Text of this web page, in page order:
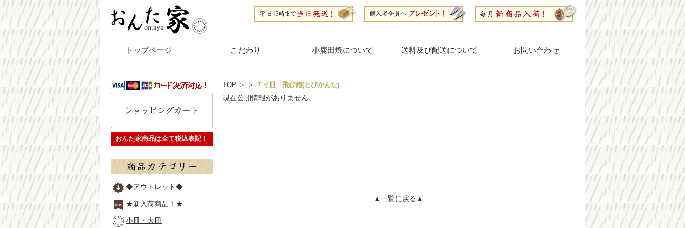
トップページ こだわり 小鹿田焼について 送料及び配送について お問い合わせ
TOP ＞ ＞ ７寸皿 飛び鉋(とびかんな)
現在公開情報がありません。
▲一覧に戻る▲
おんた家商品は全て税込表記！
◆アウトレット◆
★新入荷商品！★
小皿・大皿